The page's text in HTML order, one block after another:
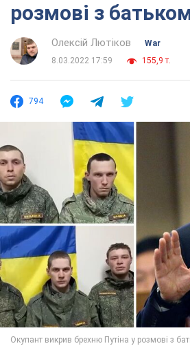
розмові з
Олексій Лютіков
War
8.03.2022 17:59
155,9 т.
794